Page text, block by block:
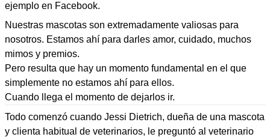
ejemplo en Facebook.
Nuestras mascotas son extremadamente valiosas para
nosotros. Estamos ahí para darles amor, cuidado, muchos
mimos y premios.
Pero resulta que hay un momento fundamental en el que
simplemente no estamos ahí para ellos.
Cuando llega el momento de dejarlos ir.
Todo comenzó cuando Jessi Dietrich, dueña de una mascota
y clienta habitual de veterinarios, le preguntó al veterinario